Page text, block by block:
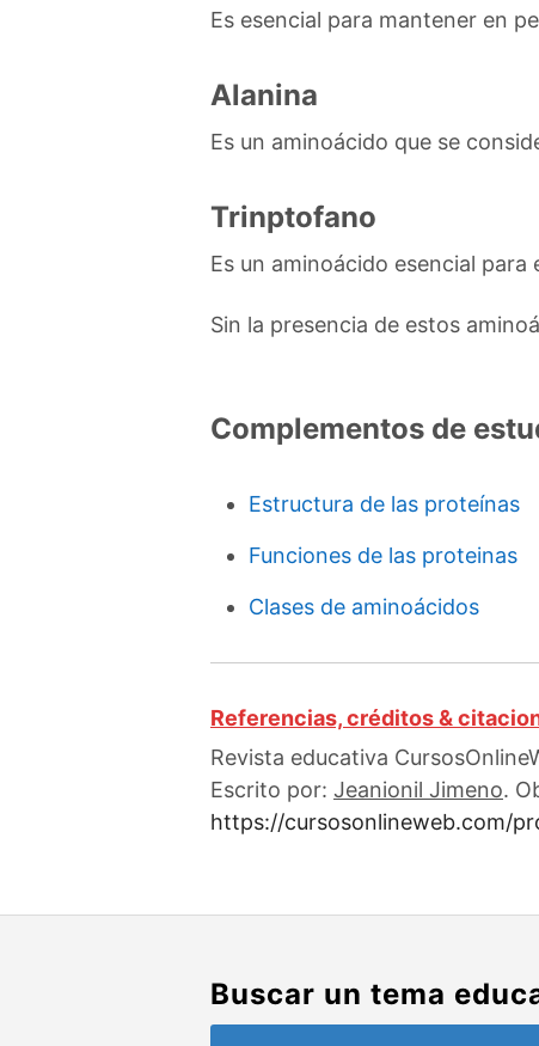
Es esencial para mantener en
Alanina
Es un aminoácido que se
Trinptofano
Es un aminoácido esencial
Sin la presencia de estos
Complementos de
Estructura de las proteínas
Funciones de las proteinas
Clases de aminoácidos
Referencias, créditos &
Revista educativa
Escrito por: Jeanionil Jimeno.
https://cursosonlineweb.com/
Buscar un tema